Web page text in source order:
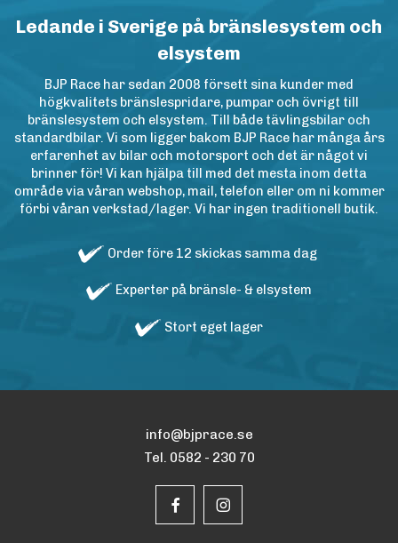
Ledande i Sverige på bränslesystem och
elsystem
BJP Race har sedan 2008 försett sina kunder med
högkvalitets bränslespridare, pumpar och övrigt till
bränslesystem och elsystem. Till både tävlingsbilar och
standardbilar. Vi som ligger bakom BJP Race har många års
erfarenhet av bilar och motorsport och det är något vi
brinner för! Vi kan hjälpa till med det mesta inom detta
område via våran webshop, mail, telefon eller om ni kommer
förbi våran verkstad/lager. Vi har ingen traditionell butik.
Order före 12 skickas samma dag
Experter på bränsle- & elsystem
Stort eget lager
info@bjprace.se
Tel. 0582 - 230 70